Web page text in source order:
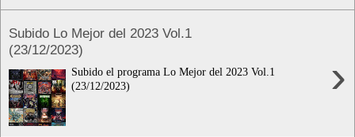
Subido Lo Mejor del 2023 Vol.1
(23/12/2023)
›
Subido el programa Lo Mejor del 2023 Vol.1
(23/12/2023)